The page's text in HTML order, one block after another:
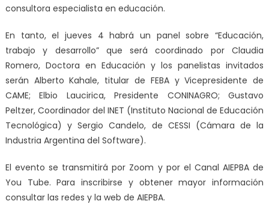
consultora especialista en educación.
En tanto, el jueves 4 habrá un panel sobre “Educación,
trabajo y desarrollo” que será coordinado por Claudia
Romero, Doctora en Educación y los panelistas invitados
serán Alberto Kahale, titular de FEBA y Vicepresidente de
CAME; Elbio Laucirica, Presidente CONINAGRO; Gustavo
Peltzer, Coordinador del INET (Instituto Nacional de Educación
Tecnológica) y Sergio Candelo, de CESSI (Cámara de la
Industria Argentina del Software).
El evento se transmitirá por Zoom y por el Canal AIEPBA de
You Tube. Para inscribirse y obtener mayor información
consultar las redes y la web de AIEPBA.